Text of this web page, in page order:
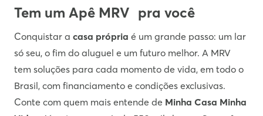
Tem um Apê MRV pra você
Conquistar a casa própria é um grande passo: um lar
só seu, o fim do aluguel e um futuro melhor. A MRV
tem soluções para cada momento de vida, em todo o
Brasil, com financiamento e condições exclusivas.
Conte com quem mais entende de Minha Casa Minha